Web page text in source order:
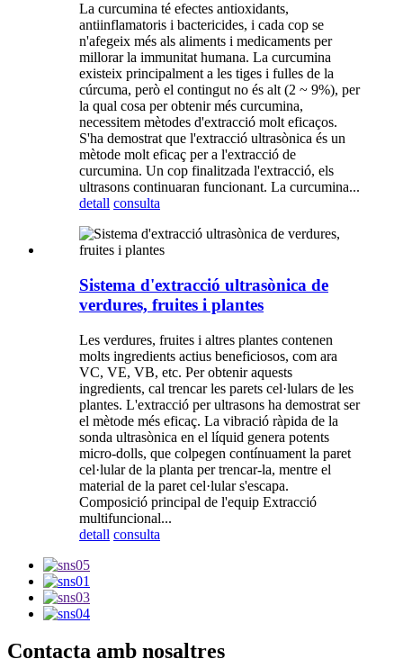
La curcumina té efectes antioxidants,
antiinflamatoris i bactericides, i cada cop se
n'afegeix més als aliments i medicaments per
millorar la immunitat humana. La curcumina
existeix principalment a les tiges i fulles de la
cúrcuma, però el contingut no és alt (2 ~ 9%), per
la qual cosa per obtenir més curcumina,
necessitem mètodes d'extracció molt eficaços.
S'ha demostrat que l'extracció ultrasònica és un
mètode molt eficaç per a l'extracció de
curcumina. Un cop finalitzada l'extracció, els
ultrasons continuaran funcionant. La curcumina...
detall consulta
Sistema d'extracció ultrasònica de
verdures, fruites i plantes
Les verdures, fruites i altres plantes contenen
molts ingredients actius beneficiosos, com ara
VC, VE, VB, etc. Per obtenir aquests
ingredients, cal trencar les parets cel·lulars de les
plantes. L'extracció per ultrasons ha demostrat ser
el mètode més eficaç. La vibració ràpida de la
sonda ultrasònica en el líquid genera potents
micro-dolls, que colpegen contínuament la paret
cel·lular de la planta per trencar-la, mentre el
material de la paret cel·lular s'escapa.
Composició principal de l'equip Extracció
multifuncional...
detall consulta
Contacta amb nosaltres